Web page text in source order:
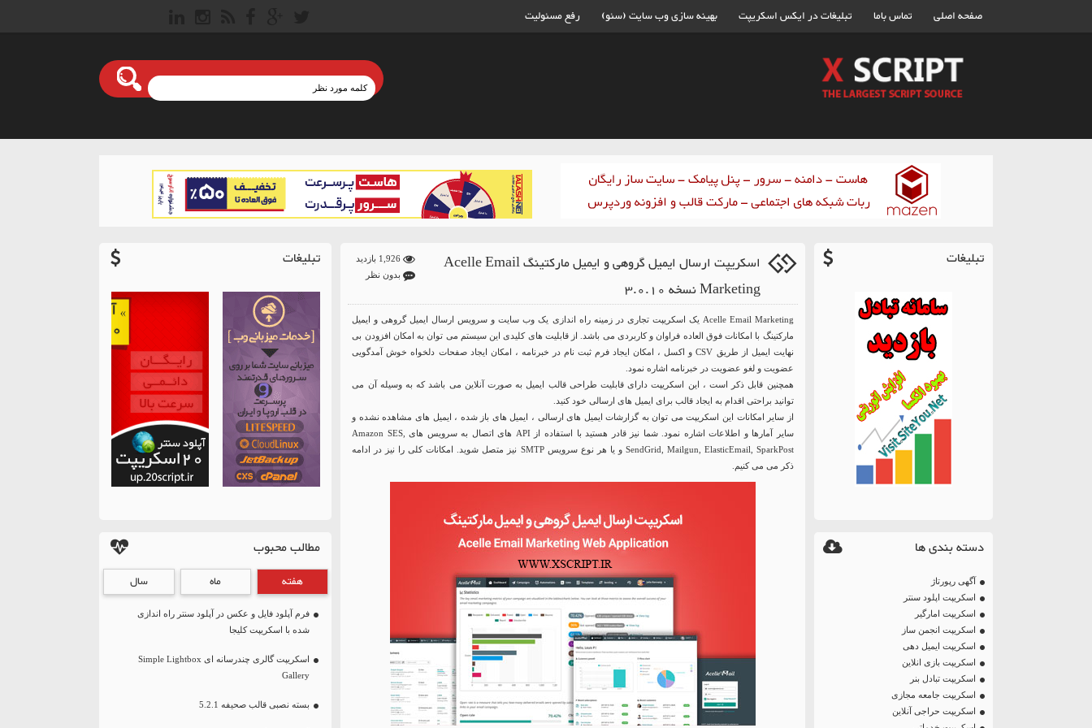
صفحه اصلی تماس باما تبلیغات در ایکس اسکریپت بهینه سازی وب سایت (سئو) رفع مسئولیت
تبلیغات
دسته بندی ها
آگهی رپورتاژ
اسکریپت اپلود سنتر
اسکریپت امارگیر
اسکریپت انجمن ساز
اسکریپت ایمیل دهی
اسکریپت بازی انلاین
اسکریپت تبادل بنر
اسکریپت جامعه مجازی
اسکریپت حراجی آنلاین
اسکریپت ارسال ایمیل گروهی و ایمیل مارکتینگ Acelle Email
Marketing نسخه 3.0.10
1,926 بازدید
بدون نظر
Acelle Email Marketing یک اسکریپت تجاری در زمینه راه اندازی یک وب سایت و سرویس ارسال ایمیل گروهی و ایمیل
مارکتینگ با امکانات فوق العاده فراوان و کاربردی می باشد. از قابلیت های کلیدی این سیستم می توان به امکان افزودن بی
نهایت ایمیل از طریق CSV و اکسل ، امکان ایجاد فرم ثبت نام در خبرنامه ، امکان ایجاد صفحات دلخواه خوش آمدگویی
عضویت و لغو عضویت در خبرنامه اشاره نمود.
همچنین قابل ذکر است ، این اسکریپت دارای قابلیت طراحی قالب ایمیل به صورت آنلاین می باشد که به وسیله آن می
توانید براحتی اقدام به ایجاد قالب برای ایمیل های ارسالی خود کنید.
از سایر امکانات این اسکریپت می توان به گزارشات ایمیل های ارسالی ، ایمیل های باز شده ، ایمیل های مشاهده نشده و
سایر آمارها و اطلاعات اشاره نمود. شما نیز قادر هستید با استفاده از API های اتصال به سرویس های Amazon SES,
SendGrid, Mailgun, ElasticEmail, SparkPost و یا هر نوع سرویس SMTP نیز متصل شوید. امکانات کلی را نیز در ادامه
ذکر می می کنیم.
تبلیغات
مطالب محبوب
هفته ماه سال
فرم آپلود فایل و عکس در آپلود سنتر راه اندازی
شده با اسکریپت کلیجا
اسکریپت گالری چندرسانه ای Simple Lightbox
Gallery
بسته نصبی قالب صحیفه 5.2.1